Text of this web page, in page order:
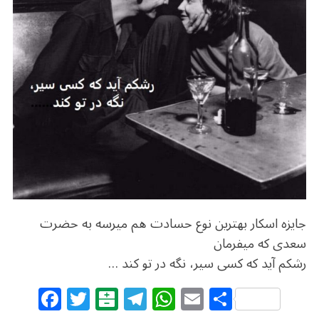
o p
جایزه اسکار بهترین نوع حسادت هم میرسه به حضرت
سعدی که میفرمان
رشکم آید که کسی سیر، نگه در تو کند …
F T B T W E S